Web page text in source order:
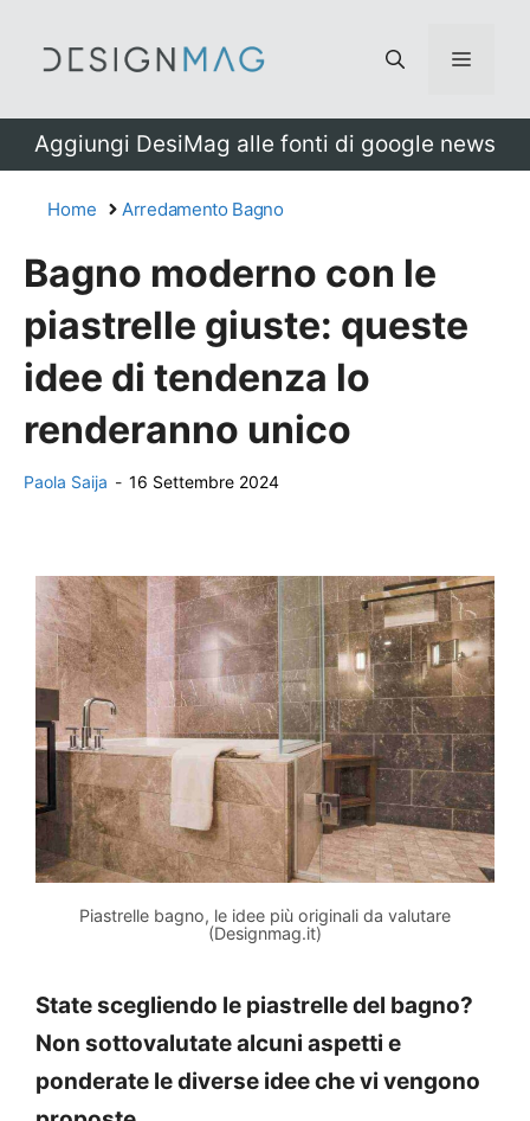
Menu
Aggiungi DesiMag alle fonti di google news
Home Arredamento Bagno
Bagno moderno con le
piastrelle giuste: queste
idee di tendenza lo
renderanno unico
Paola Saija - 16 Settembre 2024
Piastrelle bagno, le idee più originali da valutare
(Designmag.it)
State scegliendo le piastrelle del bagno?
Non sottovalutate alcuni aspetti e
ponderate le diverse idee che vi vengono